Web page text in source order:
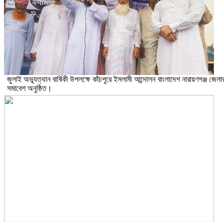
জুলাই অভ্যূত্থান বার্ষিকী উপলক্ষে কাঁচপুরে ইসলামী আন্দোলন বাংলাদেশ নারায়ণগঞ্জ
সমাবেশ অনুষ্ঠিত।